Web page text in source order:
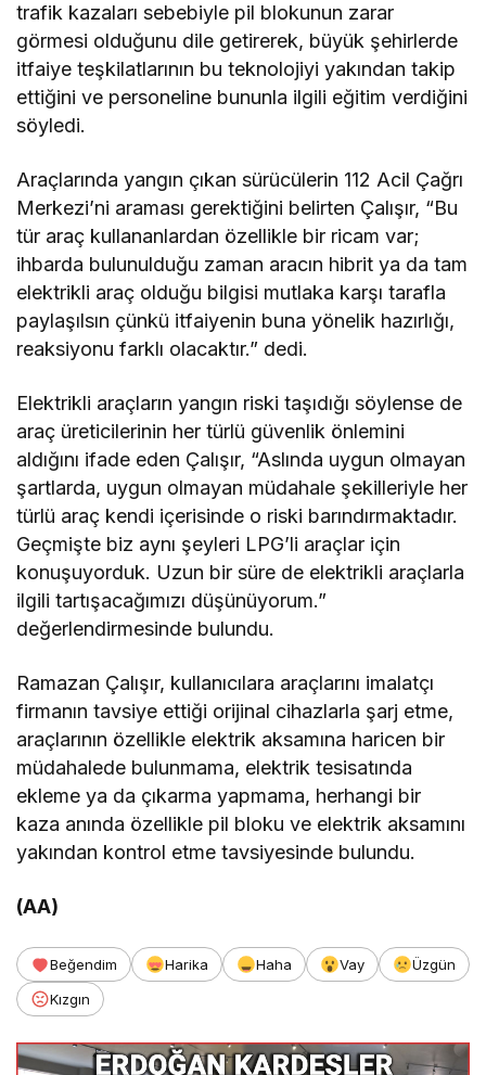
trafik kazaları sebebiyle pil blokunun zarar
görmesi olduğunu dile getirerek, büyük şehirlerde
itfaiye teşkilatlarının bu teknolojiyi yakından takip
ettiğini ve personeline bununla ilgili eğitim verdiğini
söyledi.
Araçlarında yangın çıkan sürücülerin 112 Acil Çağrı
Merkezi’ni araması gerektiğini belirten Çalışır, “Bu
tür araç kullananlardan özellikle bir ricam var;
ihbarda bulunulduğu zaman aracın hibrit ya da tam
elektrikli araç olduğu bilgisi mutlaka karşı tarafla
paylaşılsın çünkü itfaiyenin buna yönelik hazırlığı,
reaksiyonu farklı olacaktır.” dedi.
Elektrikli araçların yangın riski taşıdığı söylense de
araç üreticilerinin her türlü güvenlik önlemini
aldığını ifade eden Çalışır, “Aslında uygun olmayan
şartlarda, uygun olmayan müdahale şekilleriyle her
türlü araç kendi içerisinde o riski barındırmaktadır.
Geçmişte biz aynı şeyleri LPG’li araçlar için
konuşuyorduk. Uzun bir süre de elektrikli araçlarla
ilgili tartışacağımızı düşünüyorum.”
değerlendirmesinde bulundu.
Ramazan Çalışır, kullanıcılara araçlarını imalatçı
firmanın tavsiye ettiği orijinal cihazlarla şarj etme,
araçlarının özellikle elektrik aksamına haricen bir
müdahalede bulunmama, elektrik tesisatında
ekleme ya da çıkarma yapmama, herhangi bir
kaza anında özellikle pil bloku ve elektrik aksamını
yakından kontrol etme tavsiyesinde bulundu.
(AA)
Beğendim Harika Haha Vay
Üzgün
Kızgın